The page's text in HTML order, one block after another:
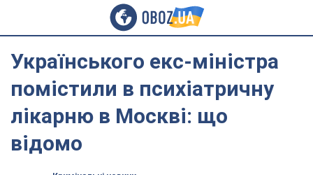
Українського екс-міністра
помістили в психіатричну
лікарню в Москві: що
відомо